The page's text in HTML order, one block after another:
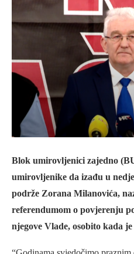
Blok umirovljenici zajedno
umirovljenike da izađu u
podrže Zorana Milanovića,
referendumom o povjerenju
njegove Vlade, osobito kada